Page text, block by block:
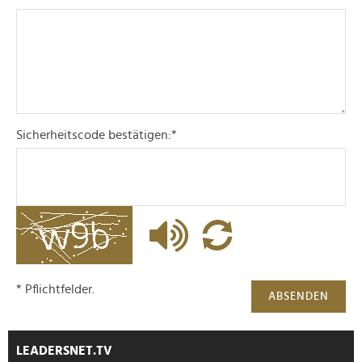
Sicherheitscode bestätigen:*
ABSENDEN
* Pflichtfelder.
LEADERSNET.TV